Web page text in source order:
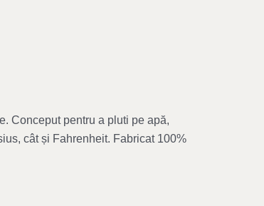
Conceput pentru a pluti pe apă,
cât și Fahrenheit. Fabricat 100%